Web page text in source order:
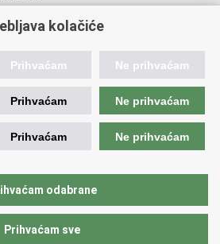
nacionalnih manjina
Eur.sudom za ljudska prava
kolačiće
Prihvaćam Ne prihvaćam
Prihvaćam Ne prihvaćam
Prihvaćam Ne prihvaćam
odabrane
Prihvaćam sve